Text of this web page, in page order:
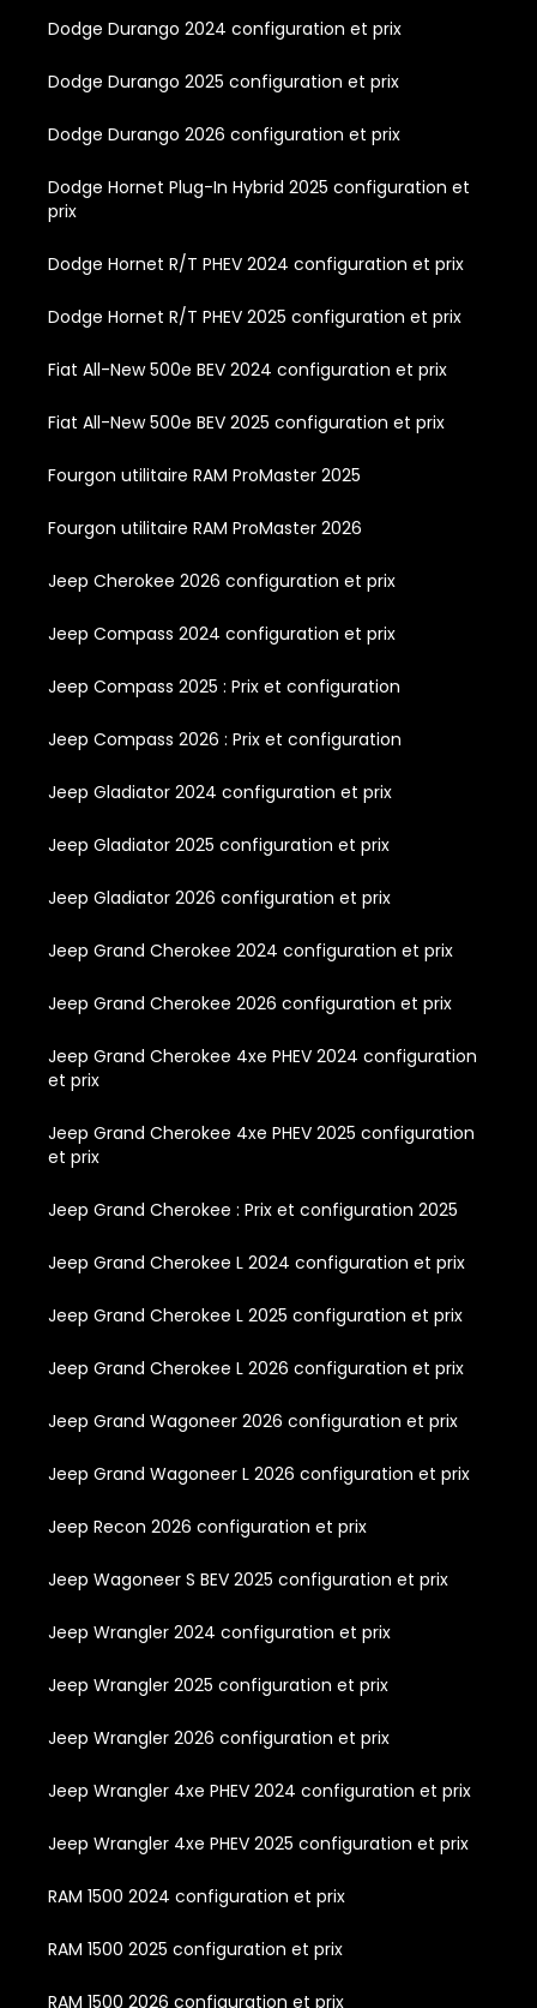
Dodge Durango 2024 configuration et prix
Dodge Durango 2025 configuration et prix
Dodge Durango 2026 configuration et prix
Dodge Hornet Plug-In Hybrid 2025 configuration et
prix
Dodge Hornet R/T PHEV 2024 configuration et prix
Dodge Hornet R/T PHEV 2025 configuration et prix
Fiat All-New 500e BEV 2024 configuration et prix
Fiat All-New 500e BEV 2025 configuration et prix
Fourgon utilitaire RAM ProMaster 2025
Fourgon utilitaire RAM ProMaster 2026
Jeep Cherokee 2026 configuration et prix
Jeep Compass 2024 configuration et prix
Jeep Compass 2025 : Prix et configuration
Jeep Compass 2026 : Prix et configuration
Jeep Gladiator 2024 configuration et prix
Jeep Gladiator 2025 configuration et prix
Jeep Gladiator 2026 configuration et prix
Jeep Grand Cherokee 2024 configuration et prix
Jeep Grand Cherokee 2026 configuration et prix
Jeep Grand Cherokee 4xe PHEV 2024 configuration
et prix
Jeep Grand Cherokee 4xe PHEV 2025 configuration
et prix
Jeep Grand Cherokee : Prix et configuration 2025
Jeep Grand Cherokee L 2024 configuration et prix
Jeep Grand Cherokee L 2025 configuration et prix
Jeep Grand Cherokee L 2026 configuration et prix
Jeep Grand Wagoneer 2026 configuration et prix
Jeep Grand Wagoneer L 2026 configuration et prix
Jeep Recon 2026 configuration et prix
Jeep Wagoneer S BEV 2025 configuration et prix
Jeep Wrangler 2024 configuration et prix
Jeep Wrangler 2025 configuration et prix
Jeep Wrangler 2026 configuration et prix
Jeep Wrangler 4xe PHEV 2024 configuration et prix
Jeep Wrangler 4xe PHEV 2025 configuration et prix
RAM 1500 2024 configuration et prix
RAM 1500 2025 configuration et prix
RAM 1500 2026 configuration et prix